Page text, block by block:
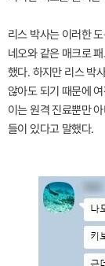
리스 박사는 이러한
네오와 같은 매크로
했다. 하지만 리스 박
않아도 되기 때문에
이는 원격 진료뿐만
들이 있다고 말했다.